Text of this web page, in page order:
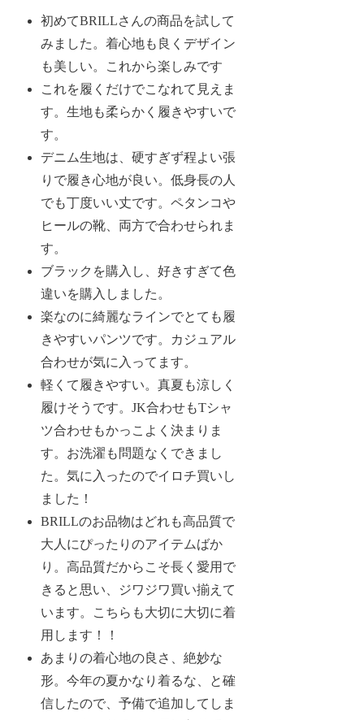
初めてBRILLさんの商品を試して
みました。着心地も良くデザイン
も美しい。これから楽しみです
これを履くだけでこなれて見えま
す。生地も柔らかく履きやすいで
す。
デニム生地は、硬すぎず程よい張
りで履き心地が良い。低身長の人
でも丁度いい丈です。ペタンコや
ヒールの靴、両方で合わせられま
す。
ブラックを購入し、好きすぎて色
違いを購入しました。
楽なのに綺麗なラインでとても履
きやすいパンツです。カジュアル
合わせが気に入ってます。
軽くて履きやすい。真夏も涼しく
履けそうです。JK合わせもTシャ
ツ合わせもかっこよく決まりま
す。お洗濯も問題なくできまし
た。気に入ったのでイロチ買いし
ました！
BRILLのお品物はどれも高品質で
大人にぴったりのアイテムばか
り。高品質だからこそ長く愛用で
きると思い、ジワジワ買い揃えて
います。こちらも大切に大切に着
用します！！
あまりの着心地の良さ、絶妙な
形。今年の夏かなり着るな、と確
信したので、予備で追加してしま